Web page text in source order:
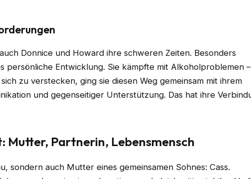
Donnice und Howard ihre schweren Zeiten. Besonders
persönliche Entwicklung. Sie kämpfte mit Alkoholproblemen –
zu verstecken, ging sie diesen Weg gemeinsam mit ihrem
und gegenseitiger Unterstützung. Das hat ihre
Mutter, Partnerin, Lebensmensch
sondern auch Mutter eines gemeinsamen Sohnes: Cass.